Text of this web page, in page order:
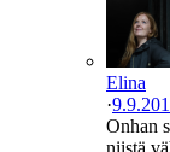
Elina
·
Onhan
niistä